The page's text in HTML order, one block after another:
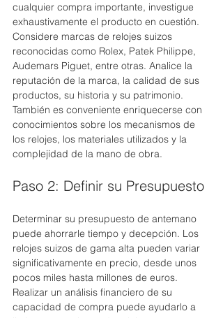
cualquier compra importante, investigue
exhaustivamente el producto en cuestión.
Considere marcas de relojes suizos
reconocidas como Rolex, Patek Philippe,
Audemars Piguet, entre otras. Analice la
reputación de la marca, la calidad de sus
productos, su historia y su patrimonio.
También es conveniente enriquecerse con
conocimientos sobre los mecanismos de
los relojes, los materiales utilizados y la
complejidad de la mano de obra.
Paso 2: Definir su Presupuesto
Determinar su presupuesto de antemano
puede ahorrarle tiempo y decepción. Los
relojes suizos de gama alta pueden variar
significativamente en precio, desde unos
pocos miles hasta millones de euros.
Realizar un análisis financiero de su
capacidad de compra puede ayudarlo a